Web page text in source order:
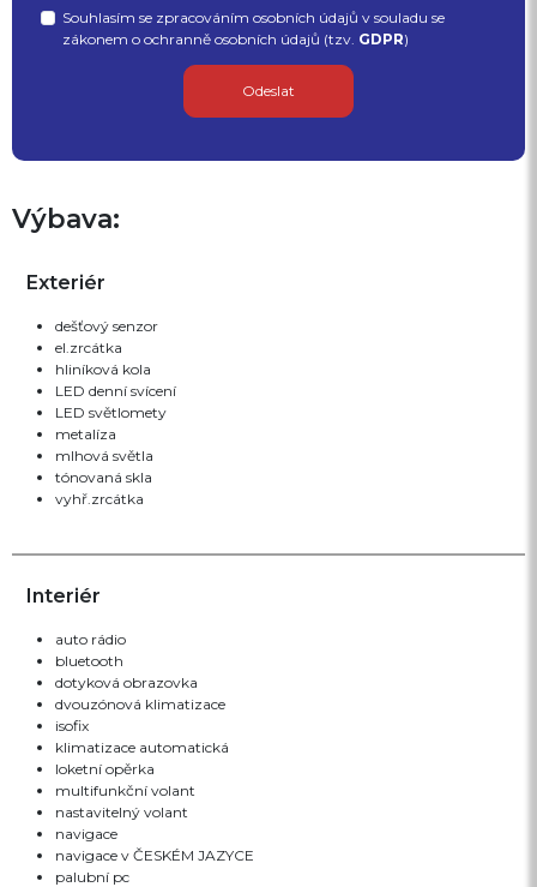
Souhlasím se zpracováním osobních údajů v souladu se
zákonem o ochranně osobních údajů (tzv. GDPR)
Odeslat
Výbava:
Exteriér
dešťový senzor
el.zrcátka
hliníková kola
LED denní svícení
LED světlomety
metalíza
mlhová světla
tónovaná skla
vyhř.zrcátka
Interiér
auto rádio
bluetooth
dotyková obrazovka
dvouzónová klimatizace
isofix
klimatizace automatická
loketní opěrka
multifunkční volant
nastavitelný volant
navigace
navigace v ČESKÉM JAZYCE
palubní pc